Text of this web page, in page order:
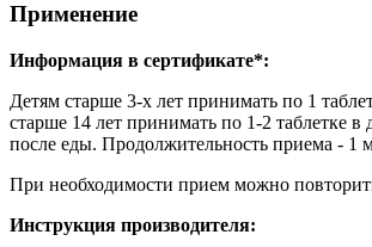
Применение
Информация в сертификате*:
Детям старше 3-х лет принимать по 1
старше 14 лет принимать по 1-2 таблетке в
после еды. Продолжительность приема - 1
При необходимости прием можно
Инструкция производителя: